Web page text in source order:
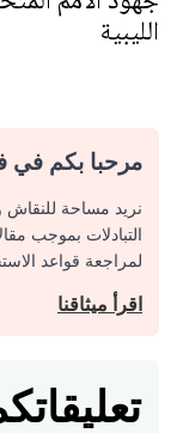
الليبية
مرحبا بكم في
نريد مساحة للنقاش
التبادلات بموجب
لمراجعة قواعد
اقرأ ميثاقنا